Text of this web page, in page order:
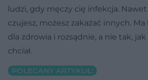
ludzi, gdy męczy cię infekcja.
czujesz, możesz zakażać innych.
dla zdrowia i rozsądnie, a nie tak,
chciał.
POLECANY ARTYKUŁ: